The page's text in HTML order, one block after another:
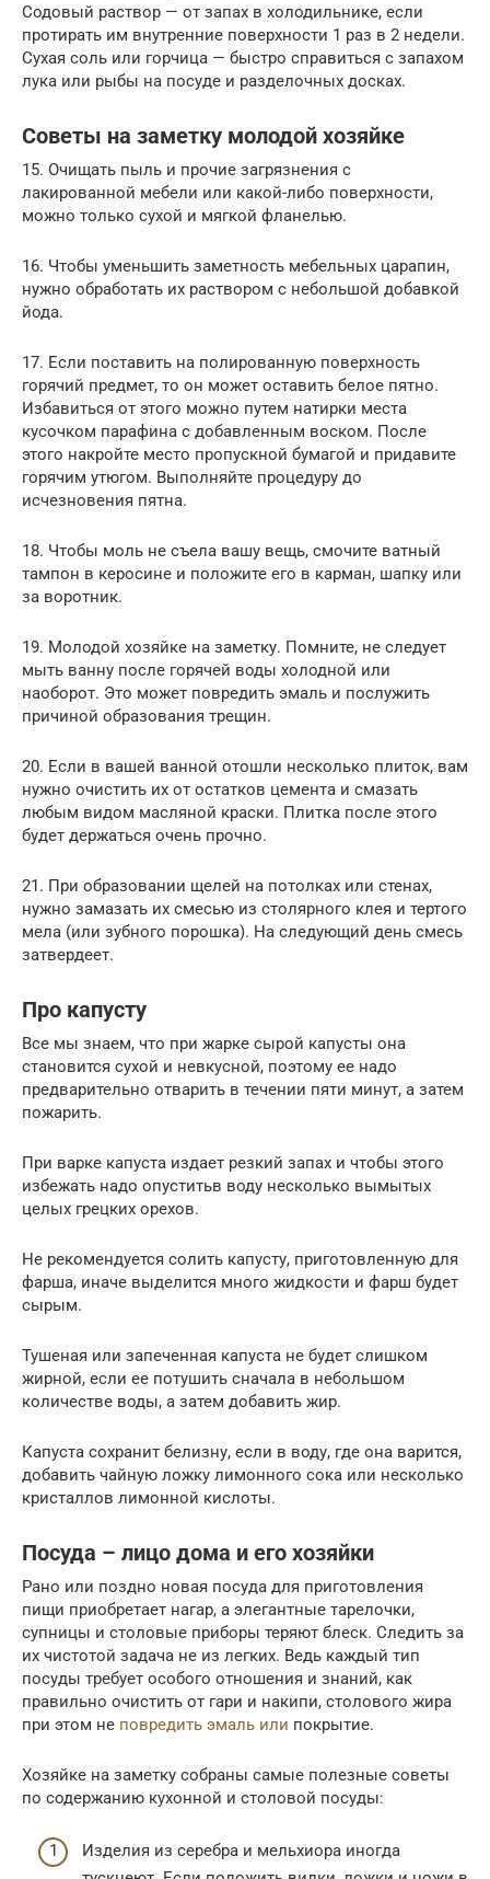
Содовый раствор — от запах в холодильнике, если
протирать им внутренние поверхности 1 раз в 2 недели.
Сухая соль или горчица — быстро справиться с запахом
лука или рыбы на посуде и разделочных досках.
Советы на заметку молодой хозяйке
15. Очищать пыль и прочие загрязнения с
лакированной мебели или какой-либо поверхности,
можно только сухой и мягкой фланелью.
16. Чтобы уменьшить заметность мебельных царапин,
нужно обработать их раствором с небольшой добавкой
йода.
17. Если поставить на полированную поверхность
горячий предмет, то он может оставить белое пятно.
Избавиться от этого можно путем натирки места
кусочком парафина с добавленным воском. После
этого накройте место пропускной бумагой и придавите
горячим утюгом. Выполняйте процедуру до
исчезновения пятна.
18. Чтобы моль не съела вашу вещь, смочите ватный
тампон в керосине и положите его в карман, шапку или
за воротник.
19. Молодой хозяйке на заметку. Помните, не следует
мыть ванну после горячей воды холодной или
наоборот. Это может повредить эмаль и послужить
причиной образования трещин.
20. Если в вашей ванной отошли несколько плиток, вам
нужно очистить их от остатков цемента и смазать
любым видом масляной краски. Плитка после этого
будет держаться очень прочно.
21. При образовании щелей на потолках или стенах,
нужно замазать их смесью из столярного клея и тертого
мела (или зубного порошка). На следующий день смесь
затвердеет.
Про капусту
Все мы знаем, что при жарке сырой капусты она
становится сухой и невкусной, поэтому ее надо
предварительно отварить в течении пяти минут, а затем
пожарить.
При варке капуста издает резкий запах и чтобы этого
избежать надо опуститьв воду несколько вымытых
целых грецких орехов.
Не рекомендуется солить капусту, приготовленную для
фарша, иначе выделится много жидкости и фарш будет
сырым.
Тушеная или запеченная капуста не будет слишком
жирной, если ее потушить сначала в небольшом
количестве воды, а затем добавить жир.
Капуста сохранит белизну, если в воду, где она варится,
добавить чайную ложку лимонного сока или несколько
кристаллов лимонной кислоты.
Посуда – лицо дома и его хозяйки
Рано или поздно новая посуда для приготовления
пищи приобретает нагар, а элегантные тарелочки,
супницы и столовые приборы теряют блеск. Следить за
их чистотой задача не из легких. Ведь каждый тип
посуды требует особого отношения и знаний, как
правильно очистить от гари и накипи, столового жира
при этом не повредить эмаль или покрытие.
Хозяйке на заметку собраны самые полезные советы
по содержанию кухонной и столовой посуды:
Изделия из серебра и мельхиора иногда